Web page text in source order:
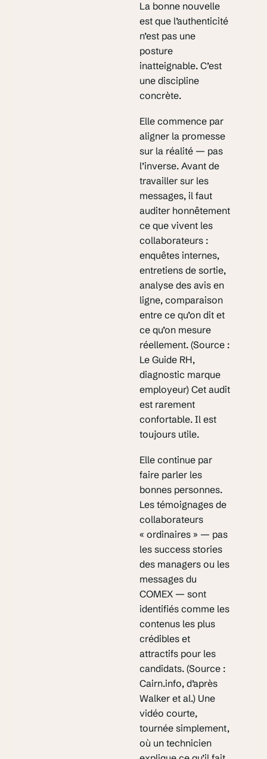
La bonne nouvelle
est que l’authenticité
n’est pas une
posture
inatteignable. C’est
une discipline
concrète.
Elle commence par
aligner la promesse
sur la réalité — pas
l’inverse. Avant de
travailler sur les
messages, il faut
auditer honnêtement
ce que vivent les
collaborateurs :
enquêtes internes,
entretiens de sortie,
analyse des avis en
ligne, comparaison
entre ce qu’on dit et
ce qu’on mesure
réellement. (Source :
Le Guide RH,
diagnostic marque
employeur) Cet audit
est rarement
confortable. Il est
toujours utile.
Elle continue par
faire parler les
bonnes personnes.
Les témoignages de
collaborateurs
« ordinaires » — pas
les success stories
des managers ou les
messages du
COMEX — sont
identifiés comme les
contenus les plus
crédibles et
attractifs pour les
candidats. (Source :
Cairn.info, d’après
Walker et al.) Une
vidéo courte,
tournée simplement,
où un technicien